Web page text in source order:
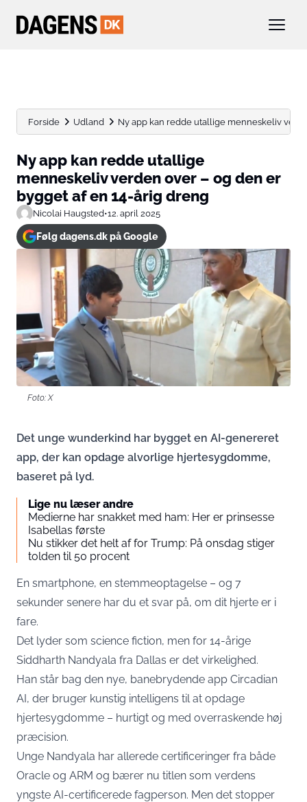
Forside Udland Ny app kan redde utallige menneskeliv
Ny app kan redde utallige
menneskeliv verden over – og den er
bygget af en 14-årig dreng
Nicolai Haugsted•12. april 2025
Følg dagens.dk på Google
Foto: X
Det unge wunderkind har bygget en AI-genereret
app, der kan opdage alvorlige hjertesygdomme,
baseret på lyd.
Lige nu læser andre
Medierne har snakket med ham: Her er prinsesse
Isabellas første
Nu stikker det helt af for Trump: På onsdag stiger
tolden til 50 procent
En smartphone, en stemmeoptagelse – og 7
sekunder senere har du et svar på, om dit hjerte er i
fare.
Det lyder som science fiction, men for 14-årige
Siddharth Nandyala fra Dallas er det virkelighed.
Han står bag den nye, banebrydende app Circadian
AI, der bruger kunstig intelligens til at opdage
hjertesygdomme – hurtigt og med overraskende høj
præcision.
Unge Nandyala har allerede certificeringer fra både
Oracle og ARM og bærer nu titlen som verdens
yngste AI-certificerede fagperson. Men det stopper